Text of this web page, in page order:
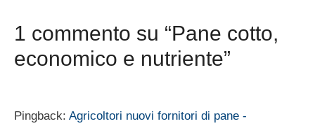
1 commento su “Pane cotto,
economico e nutriente”
Pingback: Agricoltori nuovi fornitori di pane -